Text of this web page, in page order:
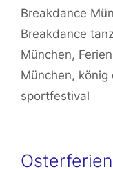
Breakdance
Breakdance
München,
München, könig
sportfestival